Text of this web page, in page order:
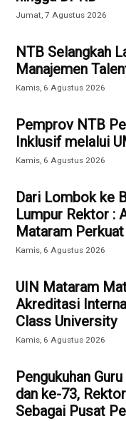
Jumat, 7 Agustus 2026
NTB Selangkah
Manajemen
Kamis, 6 Agustus 2026
Pemprov NTB
Inklusif melalui
Kamis, 6 Agustus 2026
Dari Lombok ke
Lumpur Rektor :
Mataram
Kamis, 6 Agustus 2026
UIN Mataram
Akreditasi
Class University
Kamis, 6 Agustus 2026
Pengukuhan
dan ke-73,
Sebagai Pusat